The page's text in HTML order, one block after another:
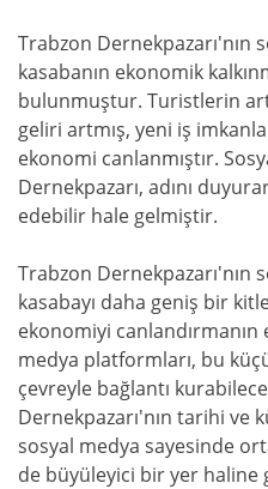
Trabzon Dernekpazarı'nın
kasabanın ekonomik
bulunmuştur. Turistlerin
geliri artmış, yeni iş
ekonomi canlanmıştır.
Dernekpazarı, adını
edebilir hale gelmiştir.
Trabzon Dernekpazarı'nın
kasabayı daha geniş bir
ekonomiyi
medya platformları, bu
çevreyle bağlantı
Dernekpazarı'nın tarihi ve
sosyal medya sayesinde
de büyüleyici bir yer haline